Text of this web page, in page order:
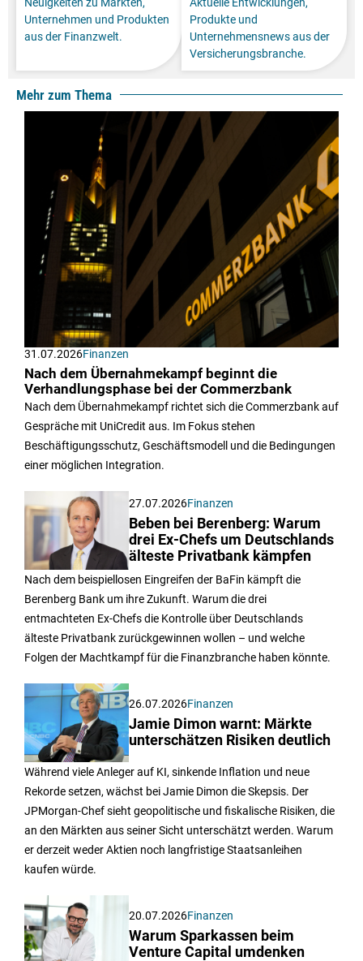
Unternehmen und Produkten
aus der Finanzwelt.
Produkte und
Unternehmensnews aus der
Versicherungsbranche.
Mehr zum Thema
31.07.2026Finanzen
Nach dem Übernahmekampf beginnt die
Verhandlungsphase bei der Commerzbank
Nach dem Übernahmekampf richtet sich die Commerzbank auf
Gespräche mit UniCredit aus. Im Fokus stehen
Beschäftigungsschutz, Geschäftsmodell und die Bedingungen
einer möglichen Integration.
27.07.2026Finanzen
Beben bei Berenberg: Warum
drei Ex-Chefs um Deutschlands
älteste Privatbank kämpfen
Nach dem beispiellosen Eingreifen der BaFin kämpft die
Berenberg Bank um ihre Zukunft. Warum die drei
entmachteten Ex-Chefs die Kontrolle über Deutschlands
älteste Privatbank zurückgewinnen wollen – und welche
Folgen der Machtkampf für die Finanzbranche haben könnte.
26.07.2026Finanzen
Jamie Dimon warnt: Märkte
unterschätzen Risiken deutlich
Während viele Anleger auf KI, sinkende Inflation und neue
Rekorde setzen, wächst bei Jamie Dimon die Skepsis. Der
JPMorgan-Chef sieht geopolitische und fiskalische Risiken, die
an den Märkten aus seiner Sicht unterschätzt werden. Warum
er derzeit weder Aktien noch langfristige Staatsanleihen
kaufen würde.
20.07.2026Finanzen
Warum Sparkassen beim
Venture Capital umdenken